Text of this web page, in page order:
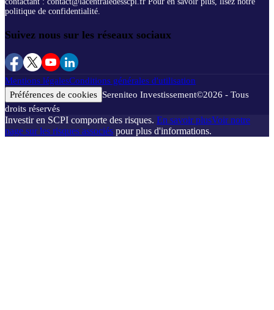
politique de confidentialité.
Suivez nous sur les réseaux sociaux
Mentions légalesConditions générales d'utilisation
Préférences de cookies Sereniteo Investissement©2026 - Tous
droits réservés
Investir en SCPI comporte des risques. En savoir plusVoir notre
page sur les risques associés pour plus d'informations.